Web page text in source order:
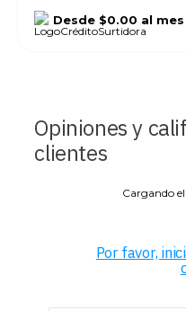
Desde $0.00 al mes
Opiniones y
clientes
Cargando
Por favor,